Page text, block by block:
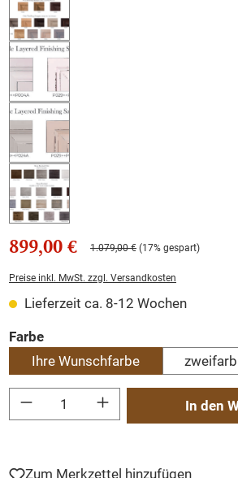
899,00 € 1.079,00 € (17% gespart)
Preise inkl. MwSt. zzgl. Versandkosten
Lieferzeit ca. 8-12 Wochen
Farbeauswählen
Ihre Wunschfarbe
Produkt Anzahl: Gib den gewünschten Wert ein
In den
Zum Merkzettel hinzufügen